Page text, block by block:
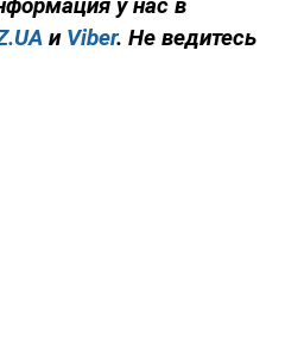
и Viber. Не ведитесь